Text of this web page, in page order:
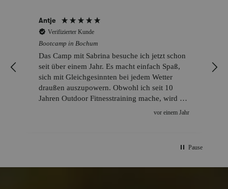
Antje
Verifizierter Kunde
Bootcamp in Bochum
Das Camp mit Sabrina besuche ich jetzt schon
seit über einem Jahr. Es macht einfach Spaß,
sich mit Gleichgesinnten bei jedem Wetter
draußen auszupowern. Obwohl ich seit 10
Jahren Outdoor Fitnesstraining mache, wird es
gefühlt nicht leichter, denn Sabrina kenntvor einem Jahr
Pause